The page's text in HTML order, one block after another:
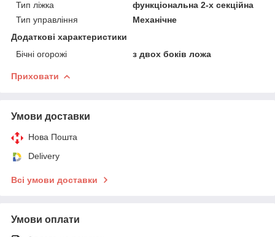
Тип ліжка
функціональна 2-х секційна
Тип управління
Механічне
Додаткові характеристики
Бічні огорожі
з двох боків ложа
Приховати
Умови доставки
Нова Пошта
Delivery
Всі умови доставки
Умови оплати